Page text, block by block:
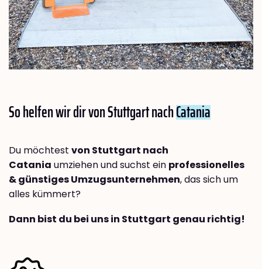
So helfen wir dir von Stuttgart nachCatania
Du möchtest von Stuttgart nach
Catania umziehen und suchst ein professionelles
& günstiges Umzugsunternehmen, das sich um
alles kümmert?
Dann bist du bei uns in Stuttgart genau richtig!